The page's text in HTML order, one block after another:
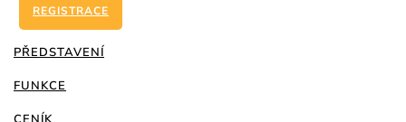
PŘEDSTAVENÍ
FUNKCE
REGISTRACE